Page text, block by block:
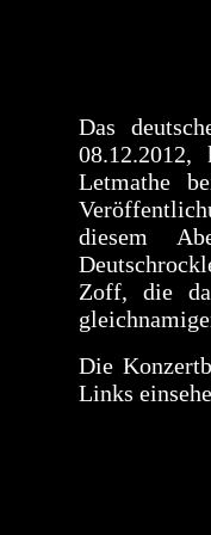
Das
Letmathe
diesem
Zoff, die
Die
Links